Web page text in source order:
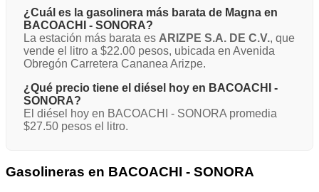
¿Cuál es la gasolinera más barata de Magna en
BACOACHI - SONORA?
La estación más barata es ARIZPE S.A. DE C.V., que
vende el litro a $22.00 pesos, ubicada en Avenida
Obregón Carretera Cananea Arizpe.
¿Qué precio tiene el diésel hoy en BACOACHI -
SONORA?
El diésel hoy en BACOACHI - SONORA promedia
$27.50 pesos el litro.
Gasolineras en BACOACHI - SONORA